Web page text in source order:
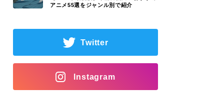
アニメ55選をジャンル別で紹介
Twitter
Instagram